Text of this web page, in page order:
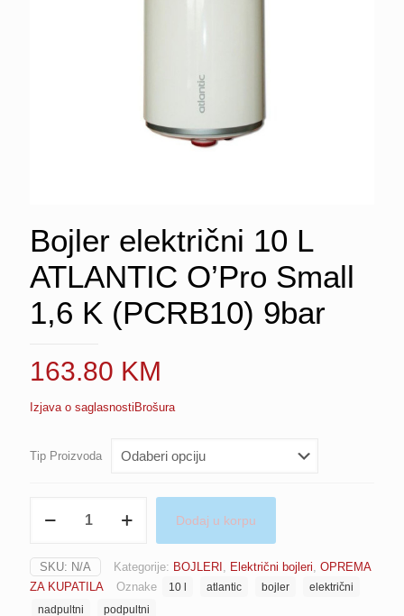
Bojler električni 10 L
ATLANTIC O’Pro Small
1,6 K (PCRB10) 9bar
163.80 KM
Izjava o saglasnosti Brošura
Tip Proizvoda
električni
L
ATLANTIC
O’Pro
Small
Dodaj u korpu
SKU: N/A Kategorije: BOJLERI , Električni bojleri, OPREMA
ZA KUPATILA
Oznake 10 l atlantic bojler
električni
nadpultni
podpultni